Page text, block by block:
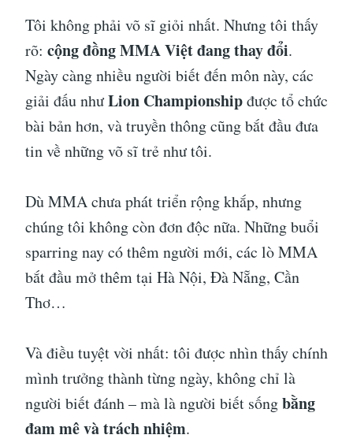
Tôi không phải võ sĩ giỏi nhất. Nhưng tôi thấy
rõ: cộng đồng MMA Việt đang thay đổi.
Ngày càng nhiều người biết đến môn này, các
giải đấu nhưLion Championshipđược tổ chức
bài bản hơn, và truyền thông cũng bắt đầu đưa
tin về những võ sĩ trẻ như tôi.
Dù MMA chưa phát triển rộng khắp, nhưng
chúng tôi không còn đơn độc nữa. Những buổi
sparring nay có thêm người mới, các lò MMA
bắt đầu mở thêm tại Hà Nội, Đà Nẵng, Cần
Thơ…
Và điều tuyệt vời nhất: tôi được nhìn thấy chính
mình trưởng thành từng ngày, không chỉ là
người biết đánh – mà là người biết sốngbằng
đam mê và trách nhiệm.